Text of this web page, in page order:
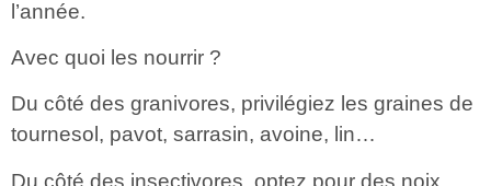
l’année.
Avec quoi les nourrir ?
Du côté des granivores, privilégiez les graines de
tournesol, pavot, sarrasin, avoine, lin…
Du côté des insectivores, optez pour des noix,